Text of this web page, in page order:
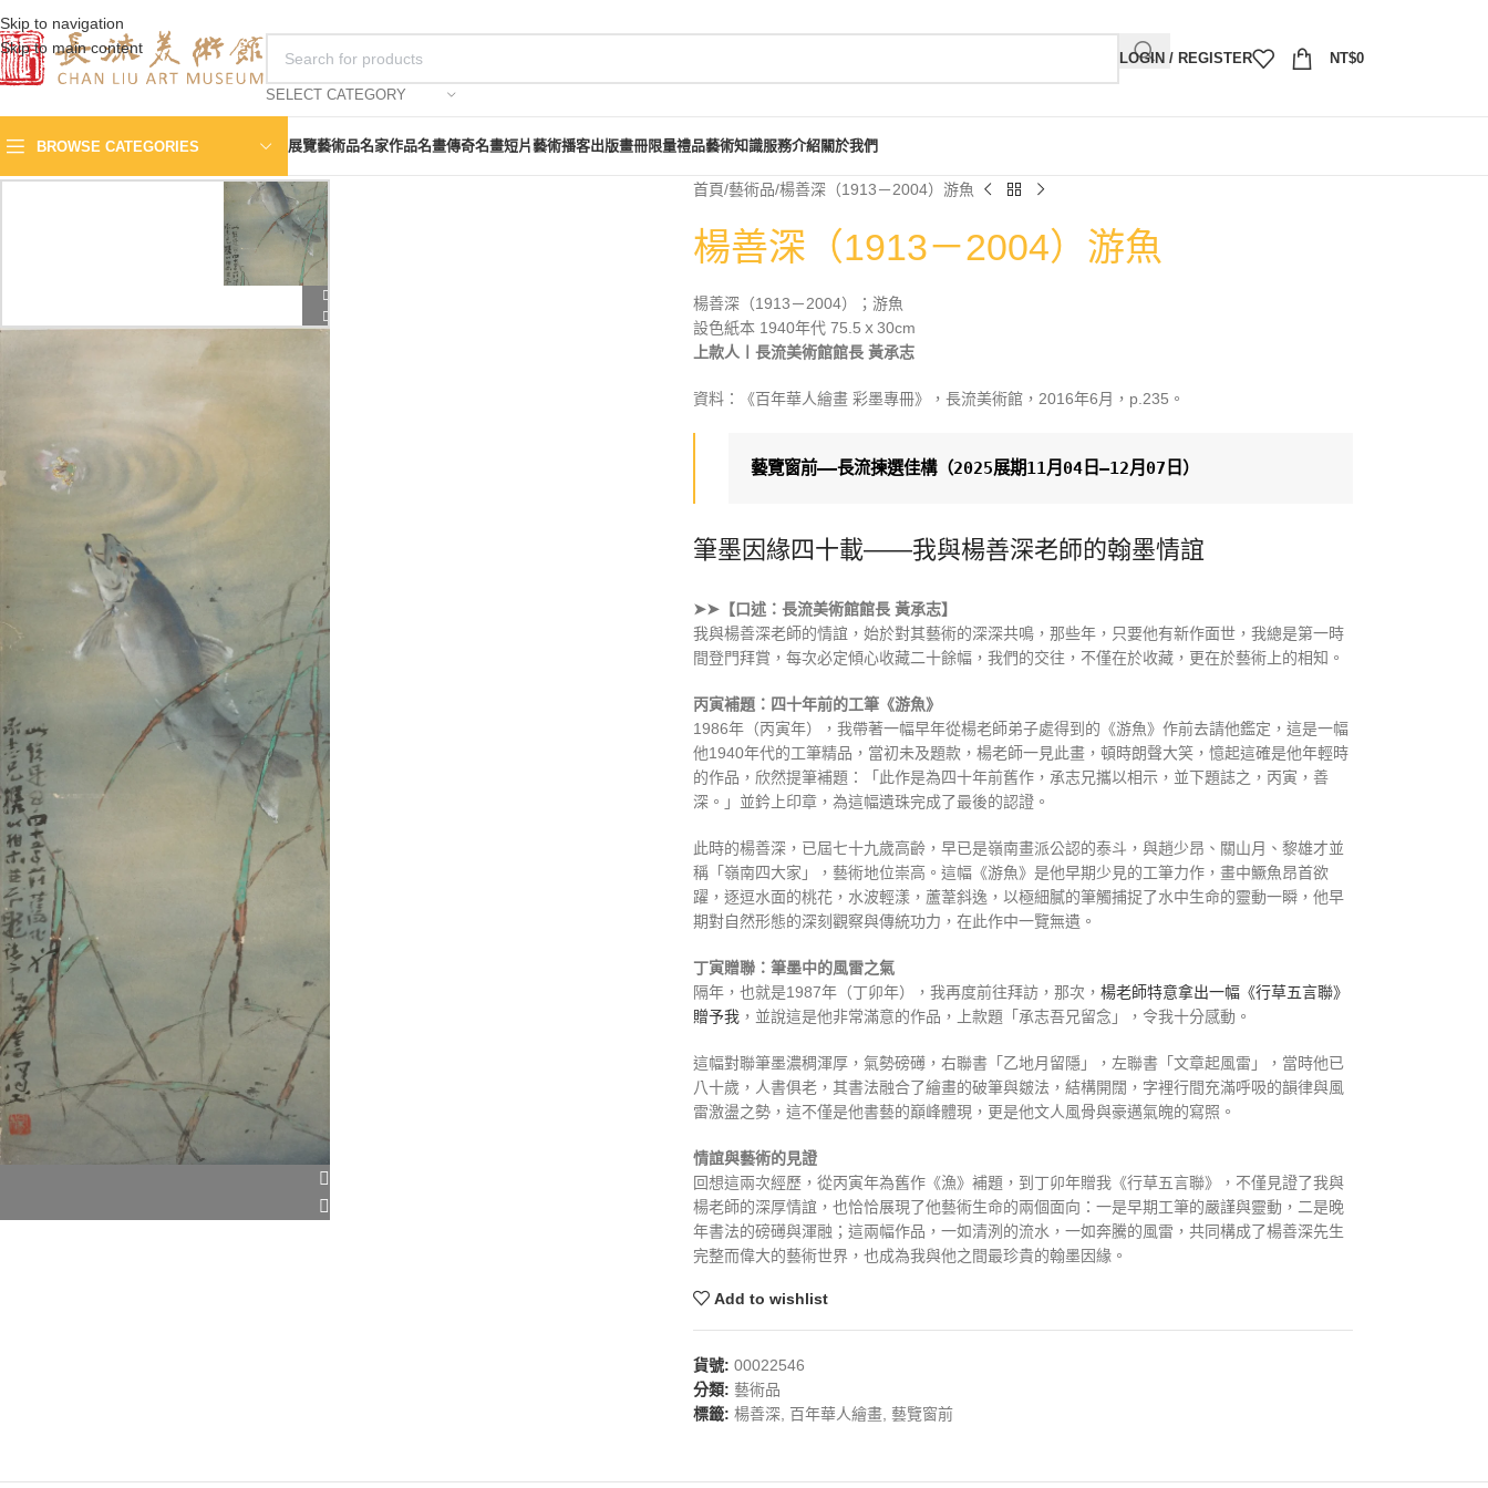
Skip to navigation
Skip to main content
SELECT CATEGORY
LOGIN / REGISTER NT$0
BROWSE CATEGORIES 展覽藝術品名家作品名畫傳奇名畫短片藝術播客出版畫冊限量禮品藝術知識服務介紹關於我們
首頁 藝術品 楊善深（1913－2004）游魚
楊善深（1913－2004）游魚
楊善深（1913－2004）；游魚
設色紙本 1940年代 75.5ｘ30cm
上款人〡長流美術館館長 黃承志
資料：《百年華人繪畫 彩墨專冊》，長流美術館，2016年6月，p.235。
藝覽窗前——長流揀選佳構（2025展期11月04日—12月07日）
筆墨因緣四十載——我與楊善深老師的翰墨情誼
➤➤【口述：長流美術館館長 黃承志】
我與楊善深老師的情誼，始於對其藝術的深深共鳴，那些年，只要他有新作面世，我總是第一時
間登門拜賞，每次必定傾心收藏二十餘幅，我們的交往，不僅在於收藏，更在於藝術上的相知。
丙寅補題：四十年前的工筆《游魚》
1986年（丙寅年），我帶著一幅早年從楊老師弟子處得到的《游魚》作前去請他鑑定，這是一幅
他1940年代的工筆精品，當初未及題款，楊老師一見此畫，頓時朗聲大笑，憶起這確是他年輕時
的作品，欣然提筆補題：「此作是為四十年前舊作，承志兄攜以相示，並下題誌之，丙寅，善
深。」並鈐上印章，為這幅遺珠完成了最後的認證。
此時的楊善深，已屆七十九歲高齡，早已是嶺南畫派公認的泰斗，與趙少昂、關山月、黎雄才並
稱「嶺南四大家」，藝術地位崇高。這幅《游魚》是他早期少見的工筆力作，畫中鱖魚昂首欲
躍，逐逗水面的桃花，水波輕漾，蘆葦斜逸，以極細膩的筆觸捕捉了水中生命的靈動一瞬，他早
期對自然形態的深刻觀察與傳統功力，在此作中一覽無遺。
丁寅贈聯：筆墨中的風雷之氣
隔年，也就是1987年（丁卯年），我再度前往拜訪，那次， 楊老師特意拿出一幅《行草五言聯》
贈予我，並說這是他非常滿意的作品，上款題「承志吾兄留念」，令我十分感動。
這幅對聯筆墨濃稠渾厚，氣勢磅礡，右聯書「乙地月留隱」，左聯書「文章起風雷」，當時他已
八十歲，人書俱老，其書法融合了繪畫的破筆與皴法，結構開闊，字裡行間充滿呼吸的韻律與風
雷激盪之勢，這不僅是他書藝的巔峰體現，更是他文人風骨與豪邁氣魄的寫照。
情誼與藝術的見證
回想這兩次經歷，從丙寅年為舊作《漁》補題，到丁卯年贈我《行草五言聯》，不僅見證了我與
楊老師的深厚情誼，也恰恰展現了他藝術生命的兩個面向：一是早期工筆的嚴謹與靈動，二是晚
年書法的磅礡與渾融；這兩幅作品，一如清洌的流水，一如奔騰的風雷，共同構成了楊善深先生
完整而偉大的藝術世界，也成為我與他之間最珍貴的翰墨因緣。
Add to wishlist
貨號: 00022546
分類: 藝術品
標籤: 楊善深, 百年華人繪畫, 藝覽窗前